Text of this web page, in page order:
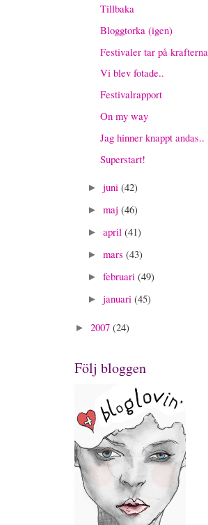
Tillbaka
Bloggtorka (igen)
Festivaler tar på krafterna
Vi blev fotade..
Festivalrapport
On my way
Jag hinner knappt andas..
Superstart!
► juni (42)
► maj (46)
► april (41)
► mars (43)
► februari (49)
► januari (45)
► 2007 (24)
Följ bloggen